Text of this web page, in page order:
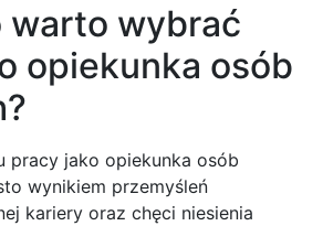
warto wybrać
opiekunka osób
pracy jako opiekunka osób
wynikiem przemyśleń
kariery oraz chęci niesienia